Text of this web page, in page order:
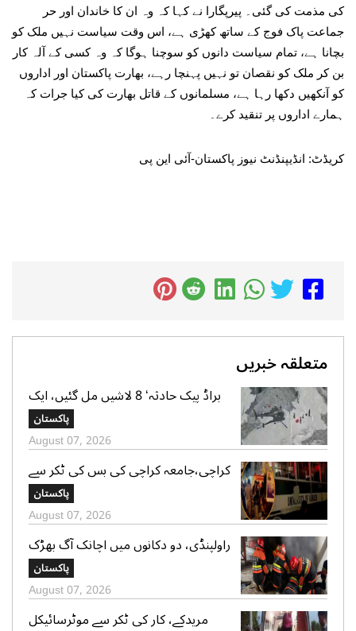
کی مذمت کی گئی۔ پیرپگارا نے کہا کہ وہ ان کا خاندان اور حر
جماعت پاک فوج کے ساتھ کھڑی ہے، اس وقت سیاست نہیں ملک کو
بچانا ہے، تمام سیاست دانوں کو سوچنا ہوگا کہ وہ کسی کے آلہ کار
بن کر ملک کو نقصان تو نہیں پہنچا رہے، بھارت پاکستان اور اداروں
کو آنکھیں دکھا رہا ہے، مسلمانوں کے قاتل بھارت کی کیا جرات کہ
ہمارے اداروں پر تنقید کرے۔
کریڈٹ: انڈیپنڈنٹ نیوز پاکستان-آئی این پی
متعلقہ خبریں
براڈ پیک حادثہ‘ 8 لاشیں مل گئیں، ایک
تک رسائی مشکل، 2 کی تلاش جاری‘
صدر الپائن کلب
پاکستان
August 07, 2026
کراچی،جامعہ کراچی کی بس کی ٹکر سے
موٹر سائیکل سوار لڑکی جاں بحق،ڈرائیور
گرفتار
پاکستان
August 07, 2026
راولپنڈی، دو دکانوں میں اچانک آگ بھڑک
اٹھی، ریسکیو کی بروقت کارروائی، بڑا
نقصان ٹل گیا
پاکستان
August 07, 2026
مریدکے، کار کی ٹکر سے موٹرسائیکل